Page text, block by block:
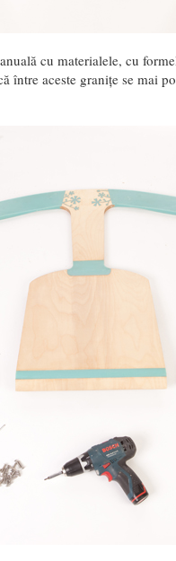
cu materialele, cu
între aceste granițe se mai